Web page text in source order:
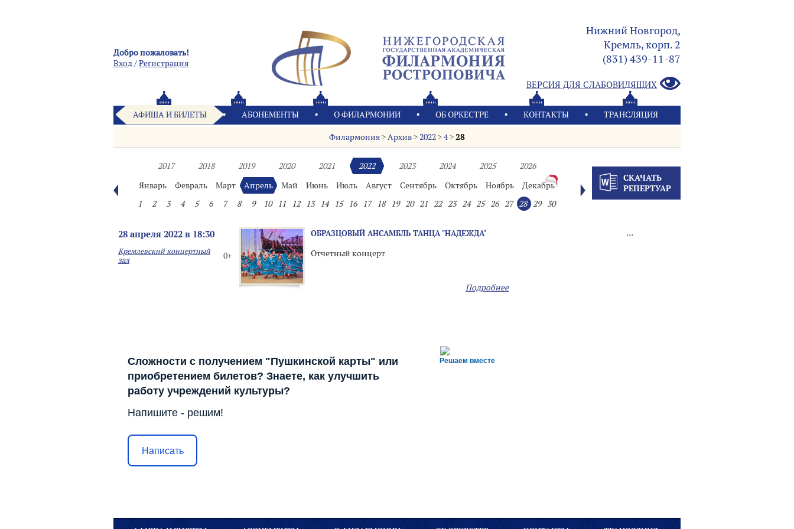
Добро пожаловать!
Вход/Pегистрация
Нижний Новгород,
Кремль, корп. 2
(831) 439-11-87
ВЕРСИЯ ДЛЯ СЛАБОВИДЯЩИХ
АФИША И БИЛЕТЫ АБОНЕМЕНТЫ О ФИЛАРМОНИИ OБ ОРКЕСТРЕ КОНТАКТЫ ТРАНСЛЯЦИЯ
Филармония >Архив >2022 >4>28
2017 2018 2019 2020 2021 2022 2023 2024 2025
2026
Январь
Февраль Март Апрель Май Июнь Июль Август Сентябрь Октябрь Ноябрь
Декабрь
1
2 3 4 5 6 7 8 9 10 11 12 13 14 15 16 17 18 19 20 21 22 23 24 25 26 27 28 29 30
СКАЧАТЬ
РЕПЕРТУАР
28 апреля 2022 в 18:30
0+
Кремлевский концертный
зал
ОБРАЗЦОВЫЙ АНСАМБЛЬ ТАНЦА "НАДЕЖДА"
Отчетный концерт
Подробнее
...
Решаем вместе
Сложности с получением "Пушкинской карты" или
приобретением билетов? Знаете, как улучшить
работу учреждений культуры?
Напишите - решим!
Написать